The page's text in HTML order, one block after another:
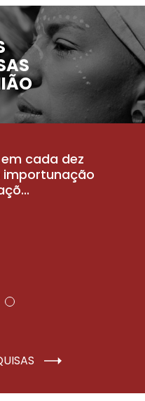
cada dez
importunação